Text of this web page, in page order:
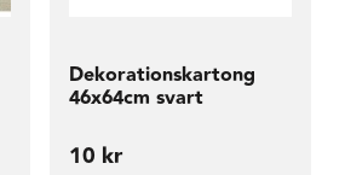
Dekorationskartong
46x64cm svart
10 kr